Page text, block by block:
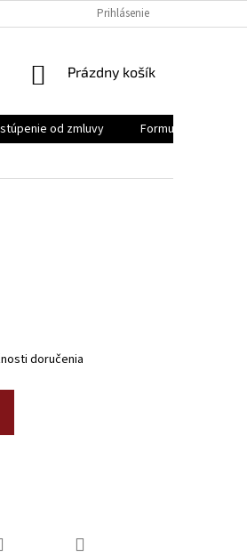
PORIADOK FORMULÁR NA
Prihlásenie
NÁKUPNÝ
Prázdny košík
od zmluvy
Formulár na
doručenia